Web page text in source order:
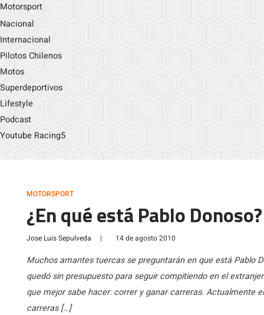
Motorsport
Nacional
Internacional
Pilotos Chilenos
Motos
Superdeportivos
Lifestyle
Podcast
Youtube Racing5
MOTORSPORT
¿En qué está Pablo Donoso?
Jose Luis Sepulveda | 14 de agosto 2010
Muchos amantes tuercas se preguntarán en que está Pablo
quedó sin presupuesto para seguir compitiendo en el
que mejor sabe hacer: correr y ganar carreras. Actualmente
carreras […]